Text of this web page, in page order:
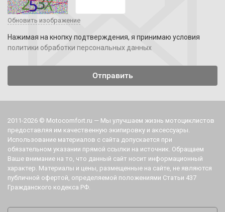
Обновить изображение
Нажимая на кнопку подтверждения, я принимаю условия
политики обработки персональных данных
2011-2026 © Motocomfort.ru — Мы улучшаем жизнь мотоциклистов
предоставляя им качественную экипировку и аксессуары.
Использование материалов с сайта допускается при
обязательном указании прямой ссылки на источник. Обращаем
Ваше внимание на то, что данный сайт носит информационный
характер. Материалы и цены, размещенные на сайте, не являются
публичной офертой, определяемой положениями Статьи 437
Гражданского кодекса РФ.